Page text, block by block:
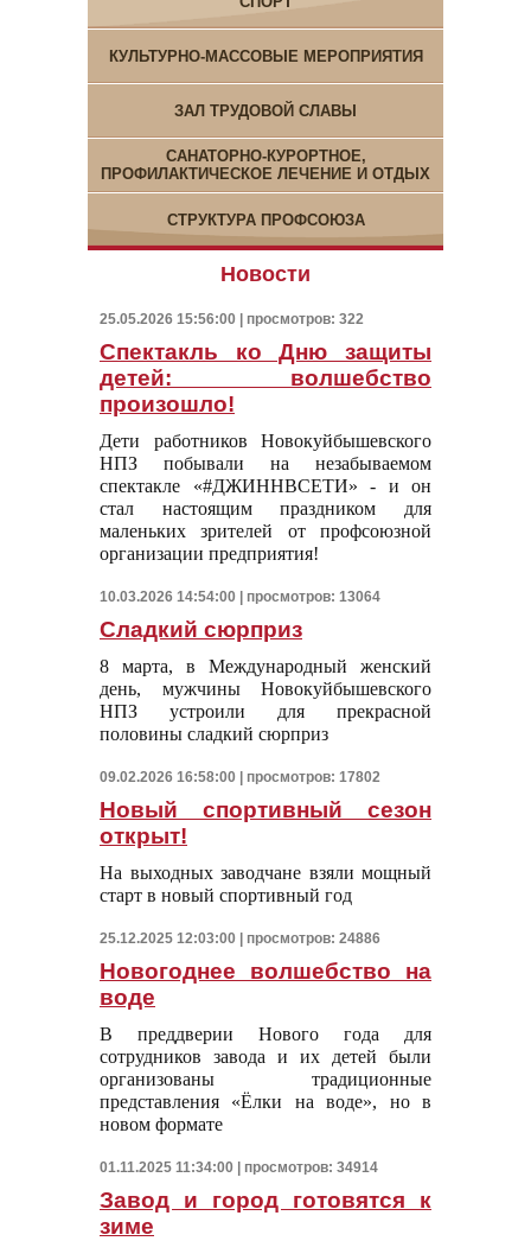
КУЛЬТУРНО-МАССОВЫЕ МЕРОПРИЯТИЯ
ЗАЛ ТРУДОВОЙ СЛАВЫ
САНАТОРНО-КУРОРТНОЕ,
ПРОФИЛАКТИЧЕСКОЕ ЛЕЧЕНИЕ И ОТДЫХ
СТРУКТУРА ПРОФСОЮЗА
Новости
25.05.2026 15:56:00 | просмотров: 322
Спектакль ко Дню защиты
детей: волшебство
произошло!
Дети работников Новокуйбышевского
НПЗ побывали на незабываемом
спектакле «#ДЖИННВСЕТИ» - и он
стал настоящим праздником для
маленьких зрителей от профсоюзной
организации предприятия!
10.03.2026 14:54:00 | просмотров: 13064
Сладкий сюрприз
8 марта, в Международный женский
день, мужчины Новокуйбышевского
НПЗ устроили для прекрасной
половины сладкий сюрприз
09.02.2026 16:58:00 | просмотров: 17802
Новый спортивный сезон
открыт!
На выходных заводчане взяли мощный
старт в новый спортивный год
25.12.2025 12:03:00 | просмотров: 24886
Новогоднее волшебство на
воде
В преддверии Нового года для
сотрудников завода и их детей были
организованы традиционные
представления «Ёлки на воде», но в
новом формате
01.11.2025 11:34:00 | просмотров: 34914
Завод и город готовятся к
зиме